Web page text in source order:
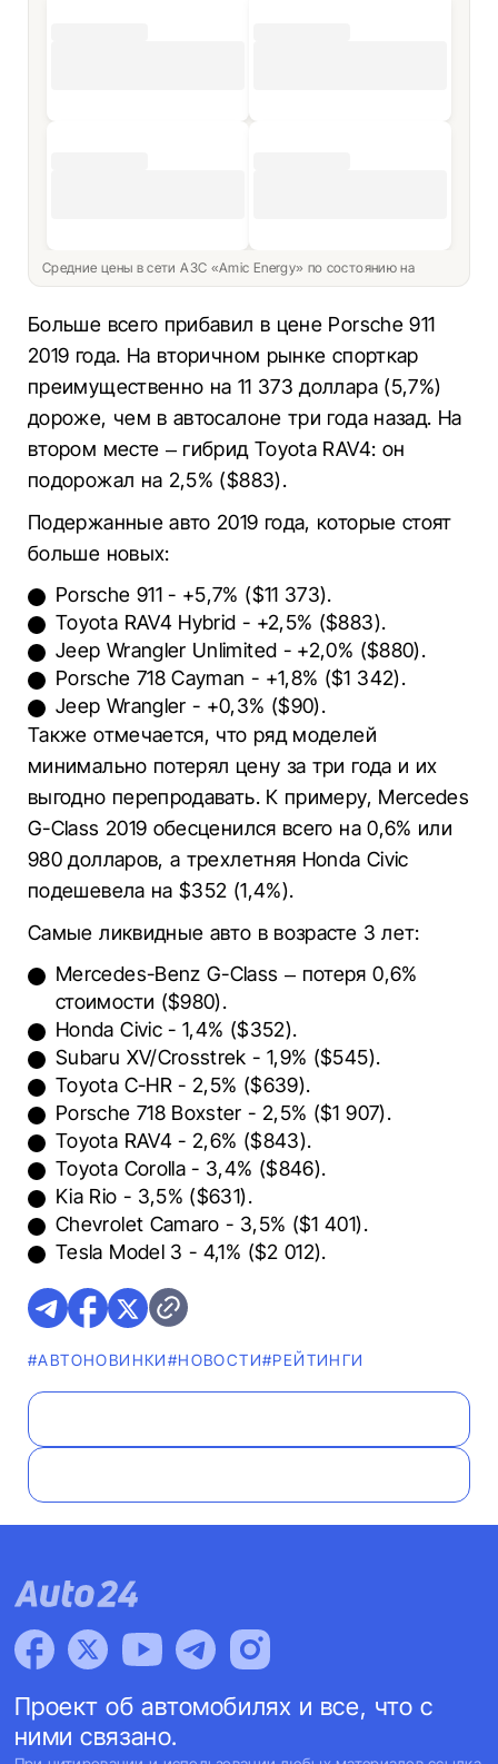
Средние цены в сети АЗС «Amic Energy» по состоянию на
Больше всего прибавил в цене Porsche 911
2019 года. На вторичном рынке спорткар
преимущественно на 11 373 доллара (5,7%)
дороже, чем в автосалоне три года назад. На
втором месте – гибрид Toyota RAV4: он
подорожал на 2,5% ($883).
Подержанные авто 2019 года, которые стоят
больше новых:
Porsche 911 - +5,7% ($11 373).
Toyota RAV4 Hybrid - +2,5% ($883).
Jeep Wrangler Unlimited - +2,0% ($880).
Porsche 718 Cayman - +1,8% ($1 342).
Jeep Wrangler - +0,3% ($90).
Также отмечается, что ряд моделей
минимально потерял цену за три года и их
выгодно перепродавать. К примеру, Mercedes
G-Class 2019 обесценился всего на 0,6% или
980 долларов, а трехлетняя Honda Civic
подешевела на $352 (1,4%).
Самые ликвидные авто в возрасте 3 лет:
Mercedes-Benz G-Class – потеря 0,6%
стоимости ($980).
Honda Civic - 1,4% ($352).
Subaru XV/Crosstrek - 1,9% ($545).
Toyota C-HR - 2,5% ($639).
Porsche 718 Boxster - 2,5% ($1 907).
Toyota RAV4 - 2,6% ($843).
Toyota Corolla - 3,4% ($846).
Kia Rio - 3,5% ($631).
Chevrolet Camaro - 3,5% ($1 401).
Tesla Model 3 - 4,1% ($2 012).
#AВТОНОВИНКИ#НОВОСТИ#РЕЙТИНГИ
Проект об автомобилях и все, что с
ними связано.